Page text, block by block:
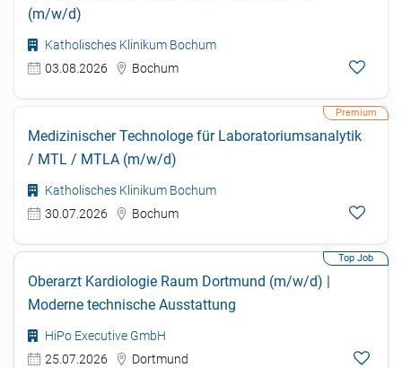
(m/w/d)
Katholisches Klinikum Bochum
03.08.2026
Bochum
Medizinischer Technologe für Laboratoriumsanalytik
/ MTL / MTLA (m/w/d)
Katholisches Klinikum Bochum
30.07.2026
Bochum
Oberarzt Kardiologie Raum Dortmund (m/w/d) |
Moderne technische Ausstattung
HiPo Executive GmbH
25.07.2026
Dortmund